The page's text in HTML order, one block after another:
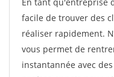
facile de trouver des
réaliser rapidement.
vous permet de
instantannée avec